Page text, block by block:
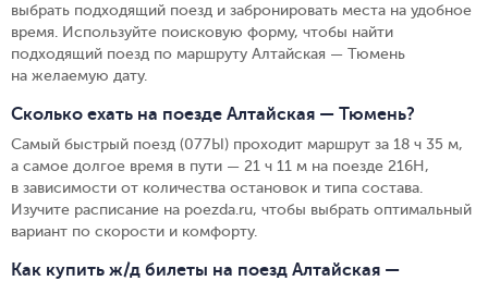
выбрать подходящий поезд и забронировать места на удобное
время. Используйте поисковую форму, чтобы найти
подходящий поезд по маршруту Алтайская — Тюмень
на желаемую дату.
Сколько ехать на поезде Алтайская — Тюмень?
Самый быстрый поезд (077Ы) проходит маршрут за 18 ч 35 м,
а самое долгое время в пути — 21 ч 11 м на поезде 216Н,
в зависимости от количества остановок и типа состава.
Изучите расписание на poezda.ru, чтобы выбрать оптимальный
вариант по скорости и комфорту.
Как купить ж/д билеты на поезд Алтайская —